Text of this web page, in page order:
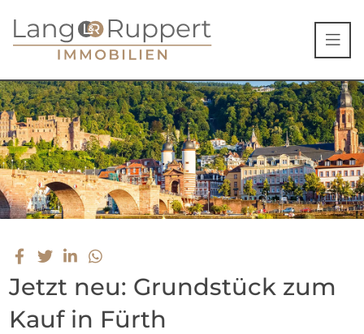
Jetzt neu: Grundstück zum
Kauf in Fürth